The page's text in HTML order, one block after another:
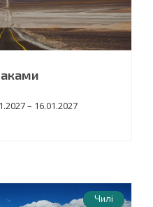
– 16.01.2027
Чилі